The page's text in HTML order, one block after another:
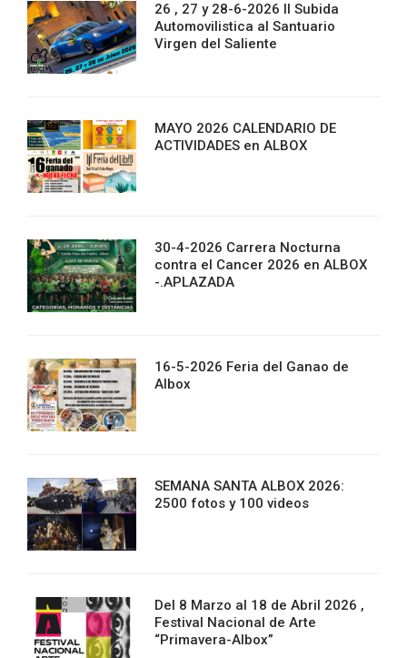
26 , 27 y 28-6-2026 II Subida
Automovilistica al Santuario
Virgen del Saliente
MAYO 2026 CALENDARIO DE
ACTIVIDADES en ALBOX
30-4-2026 Carrera Nocturna
contra el Cancer 2026 en ALBOX
-.APLAZADA
16-5-2026 Feria del Ganao de
Albox
SEMANA SANTA ALBOX 2026:
2500 fotos y 100 videos
Del 8 Marzo al 18 de Abril 2026 ,
Festival Nacional de Arte
“Primavera-Albox”